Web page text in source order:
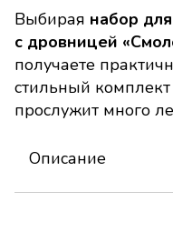
Выбирая набор
с дровницей
получаете
стильный
прослужит много
Описание